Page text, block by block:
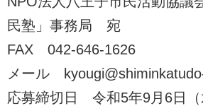
民塾」事務局 宛
FAX 042-646-1626
メール
応募締切日 令和5年9月6日（